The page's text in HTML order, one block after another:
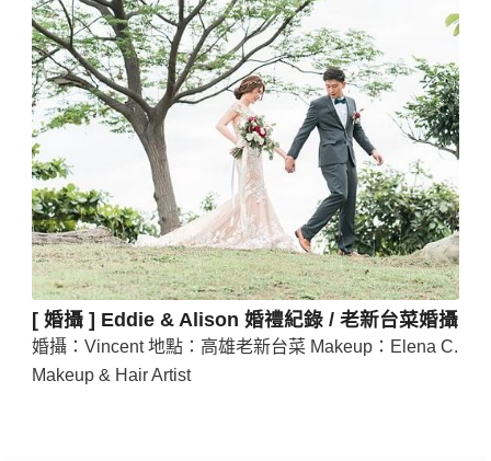
[ 婚攝 ] Eddie & Alison 婚禮紀錄 / 老新台菜婚攝
婚攝：Vincent 地點：高雄老新台菜 Makeup：Elena C.
Makeup & Hair Artist